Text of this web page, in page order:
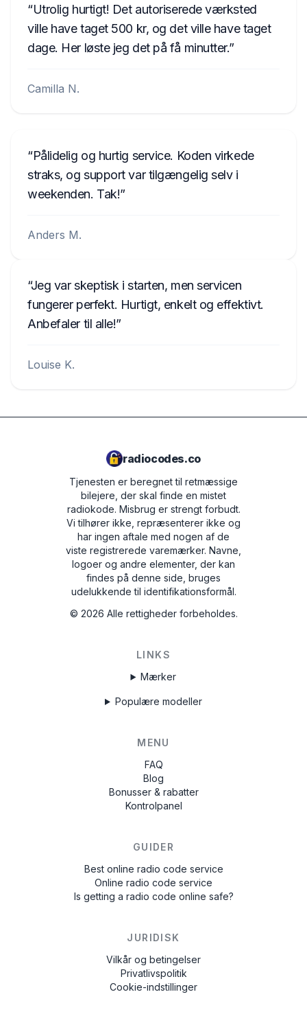
Utrolig hurtigt! Det autoriserede værksted
ville have taget 500 kr, og det ville have taget
dage. Her løste jeg det på få minutter.
Camilla N.
Pålidelig og hurtig service. Koden virkede
straks, og support var tilgængelig selv i
weekenden. Tak!
Anders M.
Jeg var skeptisk i starten, men servicen
fungerer perfekt. Hurtigt, enkelt og effektivt.
Anbefaler til alle!
Louise K.
radiocodes.co
Tjenesten er beregnet til retmæssige
bilejere, der skal finde en mistet
radiokode. Misbrug er strengt forbudt.
Vi tilhører ikke, repræsenterer ikke og
har ingen aftale med nogen af de
viste registrerede varemærker. Navne,
logoer og andre elementer, der kan
findes på denne side, bruges
udelukkende til identifikationsformål.
© 2026 Alle rettigheder forbeholdes.
LINKS
Mærker
Populære modeller
MENU
FAQ
Blog
Bonusser & rabatter
Kontrolpanel
GUIDER
Best online radio code service
Online radio code service
Is getting a radio code online safe?
JURIDISK
Vilkår og betingelser
Privatlivspolitik
Cookie-indstillinger